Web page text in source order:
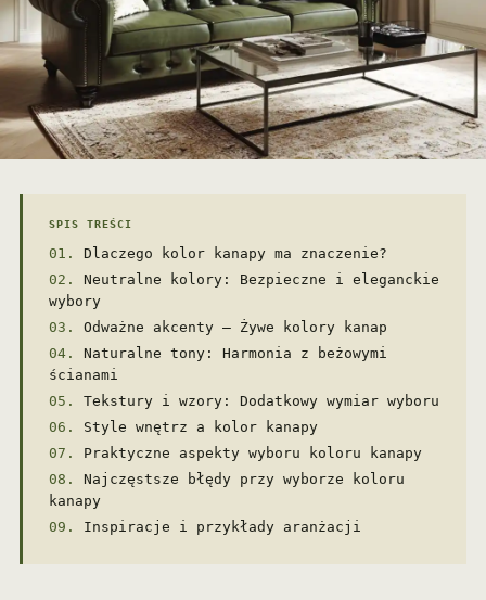
SPIS TREŚCI
Dlaczego kolor kanapy ma znaczenie?
Neutralne kolory: Bezpieczne i eleganckie
wybory
Odważne akcenty – Żywe kolory kanap
Naturalne tony: Harmonia z beżowymi
ścianami
Tekstury i wzory: Dodatkowy wymiar wyboru
Style wnętrz a kolor kanapy
Praktyczne aspekty wyboru koloru kanapy
Najczęstsze błędy przy wyborze koloru
kanapy
Inspiracje i przykłady aranżacji